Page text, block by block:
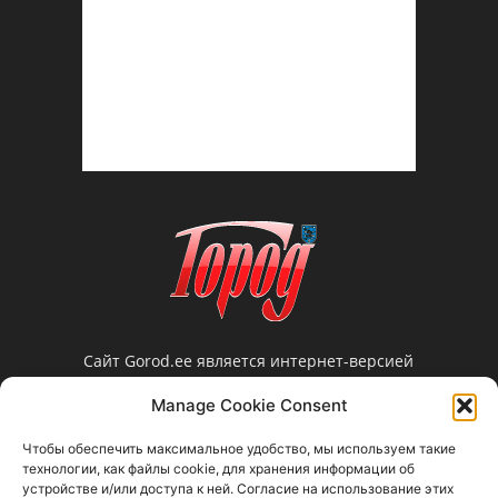
Manage Cookie Consent
Чтобы обеспечить максимальное удобство, мы используем такие
технологии, как файлы cookie, для хранения информации об
устройстве и/или доступа к ней. Согласие на использование этих
Сайт Gorod.ee является интернет-версией
Редакция не несет ответственности за
рекламных объявлениях и не предоставляет
справочной информации.